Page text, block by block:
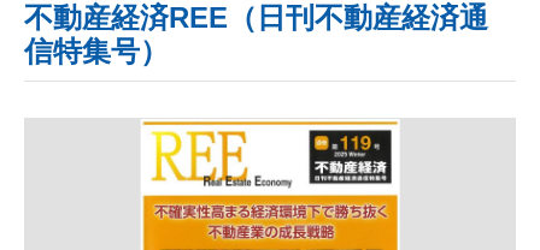
不動産経済REE（日刊不動産経済通
信特集号）